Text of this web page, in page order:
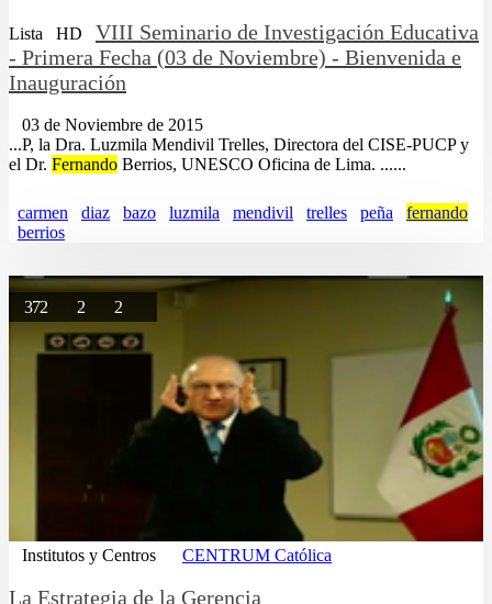
Lista HD
VIII Seminario de Investigación Educativa
- Primera Fecha (03 de Noviembre) - Bienvenida e
Inauguración
03 de Noviembre de 2015
...P, la Dra. Luzmila Mendivil Trelles, Directora del CISE-PUCP y
el Dr. Fernando Berrios, UNESCO Oficina de Lima. ......
carmen diaz bazo luzmila mendivil trelles peña
fernando
berrios
372 2 2
Institutos y Centros CENTRUM Católica
La Estrategia de la Gerencia